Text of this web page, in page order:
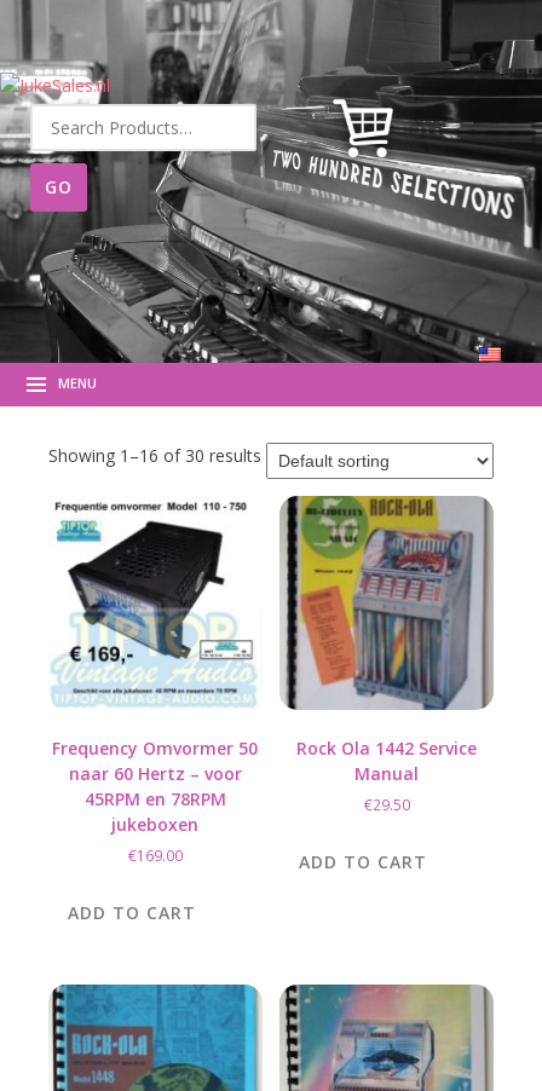
Search
for:
MENU
Showing 1–16 of 30 results
Frequency Omvormer 50
naar 60 Hertz – voor
45RPM en 78RPM
jukeboxen
€169.00
ADD TO CART
Rock Ola 1442 Service
Manual
€29.50
ADD TO CART